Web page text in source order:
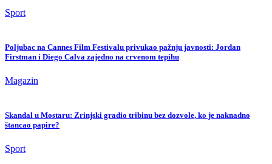
Sport
Poljubac na Cannes Film Festivalu privukao pažnju javnosti: Jordan
Firstman i Diego Calva zajedno na crvenom tepihu
Magazin
Skandal u Mostaru: Zrinjski gradio tribinu bez dozvole, ko je naknadno
štancao papire?
Sport